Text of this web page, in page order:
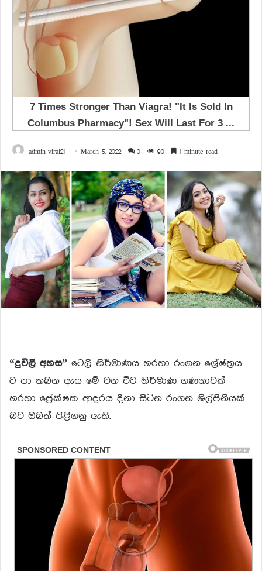
admin-viral21 March 5, 2022 0 90 1 minute read
“දුවිලි අහස” ටෙලි නිර්මාණය හරහා රංගන ශ්‍රේෂ්ත්‍රය
ට පා තබන ඇය මේ වන විට නිර්මාණ ගණනාවක්
හරහා ප්‍රේක්ෂක ආදරය දිනා සිටින රංගන ශිල්පිනියක්
බව ඔබත් පිළිගනු ඇති.